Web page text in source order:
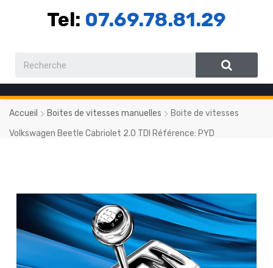
Tel: 07.69.78.81.29
Accueil Boites de vitesses manuelles
Boite de vitesses
Volkswagen Beetle Cabriolet 2.0 TDI Référence: PYD